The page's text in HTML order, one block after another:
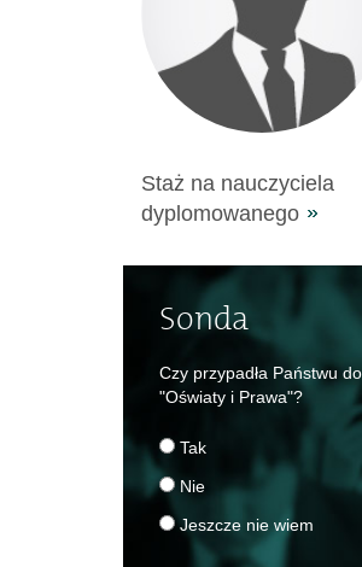
Staż na nauczyciela
dyplomowanego
Sonda
Czy przypadła Państwu
"Oświaty i Prawa"?
Tak
Nie
Jeszcze nie wiem